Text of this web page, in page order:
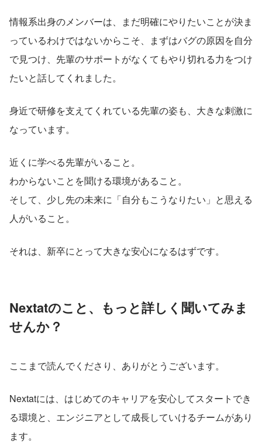
情報系出身のメンバーは、まだ明確にやりたいことが決ま
っているわけではないからこそ、まずはバグの原因を自分
で見つけ、先輩のサポートがなくてもやり切れる力をつけ
たいと話してくれました。
身近で研修を支えてくれている先輩の姿も、大きな刺激に
なっています。
近くに学べる先輩がいること。
わからないことを聞ける環境があること。
そして、少し先の未来に「自分もこうなりたい」と思える
人がいること。
それは、新卒にとって大きな安心になるはずです。
Nextatのこと、もっと詳しく聞いてみま
せんか？
ここまで読んでくださり、ありがとうございます。
Nextatには、はじめてのキャリアを安心してスタートでき
る環境と、エンジニアとして成長していけるチームがあり
ます。